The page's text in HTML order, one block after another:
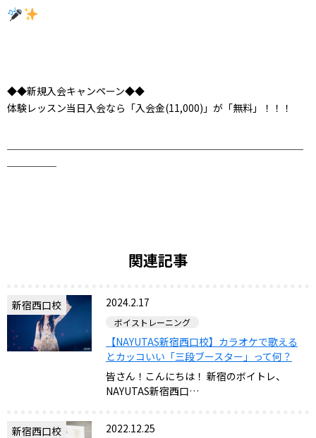
◆◆新規入会キャンペーン◆◆
体験レッスン当日入会なら「入会金(11,000)」が「無料」！！！
関連記事
新宿西口校 2024.2.17
ボイストレーニング
【NAYUTAS新宿西口校】カラオケで歌える
とカッコいい「三段ブースター」って何？
皆さん！こんにちは！ 新宿のボイトレ、
NAYUTAS新宿西口…
新宿西口校 2022.12.25